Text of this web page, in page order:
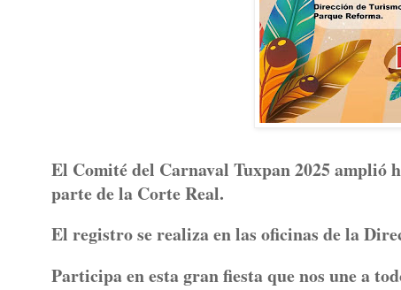
El Comité del Carnaval Tuxpan 2025
parte de la Corte Real.
El registro se realiza en las oficinas de la
Participa en esta gran fiesta que nos une a